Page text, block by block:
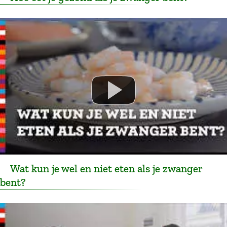
Wat kun je wel en niet eten als je zwanger
bent?